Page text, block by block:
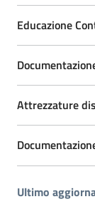
Educazione
Attrezzature
Ultimo